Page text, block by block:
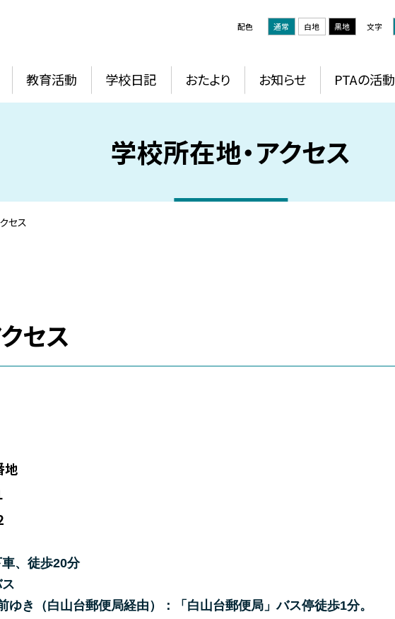
配色 通常 白地 黒地 文字
教育活動 学校日記 おたより お知らせ PTAの活動
学校所在地・アクセス
セス
セス
地
、徒歩20分
ゆき（白山台郵便局経由）：「白山台郵便局」バス停徒歩1分。